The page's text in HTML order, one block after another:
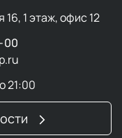
1 этаж, офис 12
00
21:00